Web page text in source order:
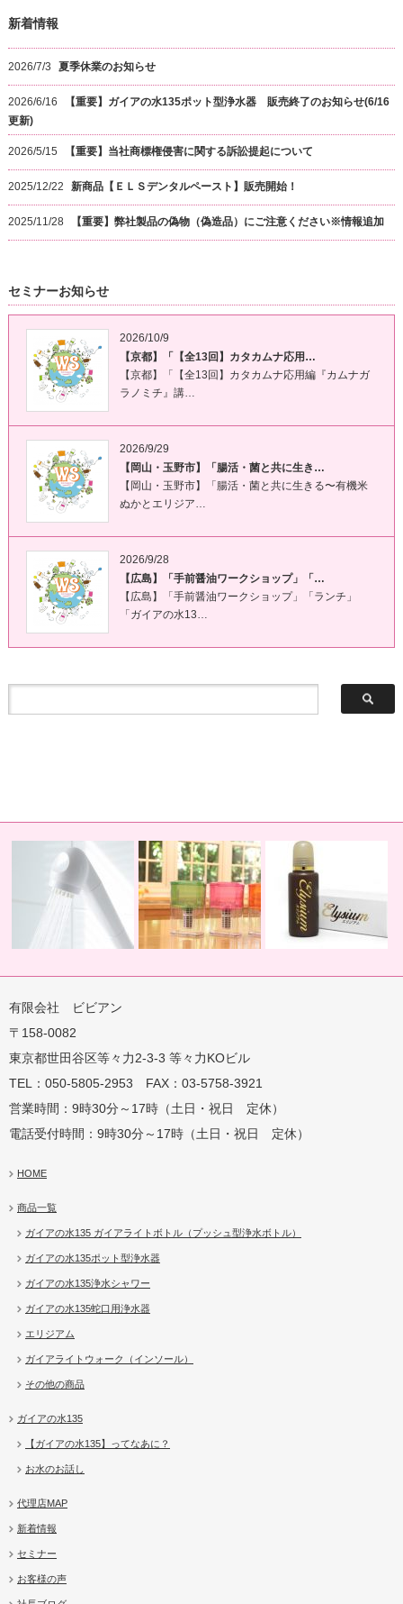
新着情報
2026/7/3 夏季休業のお知らせ
2026/6/16
【重要】ガイアの水135ポット型浄水器 販売終了のお知らせ(6/16
更新)
2026/5/15 【重要】当社商標権侵害に関する訴訟提起について
2025/12/22 新商品【ＥＬＳデンタルペースト】販売開始！
2025/11/28 【重要】弊社製品の偽物（偽造品）にご注意ください※情報追加
セミナーお知らせ
2026/10/9
【京都】「【全13回】カタカムナ応用…
【京都】「【全13回】カタカムナ応用編『カムナガ
ラノミチ』講…
2026/9/29
【岡山・玉野市】「腸活・菌と共に生き…
【岡山・玉野市】「腸活・菌と共に生きる〜有機米
ぬかとエリジア…
2026/9/28
【広島】「手前醤油ワークショップ」「…
【広島】「手前醤油ワークショップ」「ランチ」
「ガイアの水13…
用地球の恵みを シャワー
有限会社 ビビアン
〒158-0082
東京都世田谷区等々力2-3-3 等々力KOビル
TEL：050-5805-2953 FAX：03-5758-3921
営業時間：9時30分～17時（土日・祝日 定休）
電話受付時間：9時30分～17時（土日・祝日 定休）
HOME
商品一覧
ガイアの水135 ガイアライトボトル（プッシュ型浄水ボトル）
ガイアの水135ポット型浄水器
ガイアの水135浄水シャワー
ガイアの水135蛇口用浄水器
エリジアム
ガイアライトウォーク（インソール）
その他の商品
ガイアの水135
【ガイアの水135】ってなあに？
お水のお話し
代理店MAP
新着情報
セミナー
お客様の声